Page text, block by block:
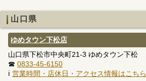
山口県
ゆめタウン下松店
山口県下松市中央町21-3 ゆめタウン下松
☎ 0833-45-6150
ℹ 営業時間・店休日・アクセス情報はこちら